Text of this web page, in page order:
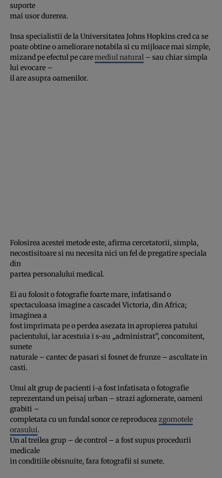
suporte
mai usor durerea.
Insa specialistii de la Universitatea Johns Hopkins cred ca se
poate obtine o ameliorare notabila si cu mijloace mai simple,
mizand pe efectul pe caremediul natural – sau chiar simpla
lui evocare –
il are asupra oamenilor.
Folosirea acestei metode este, afirma cercetatorii, simpla,
necostisitoare si nu necesita nici un fel de pregatire speciala
din
partea personalului medical.
Ei au folosit o fotografie foarte mare, infatisand o
spectaculoasa imagine a cascadei Victoria, din Africa;
imaginea a
fost imprimata pe o perdea asezata in apropierea patului
pacientului, iar acestuia i s-au „administrat”, concomitent,
sunete
naturale – cantec de pasari si fosnet de frunze – ascultate in
casti.
Unui alt grup de pacienti i-a fost infatisata o fotografie
reprezentand un peisaj urban – strazi aglomerate, oameni
grabiti –
completata cu un fundal sonor ce reproducea zgomotele
orasului.
Un al treilea grup – de control – a fost supus procedurii
medicale
in conditiile obisnuite, fara fotografii si sunete.